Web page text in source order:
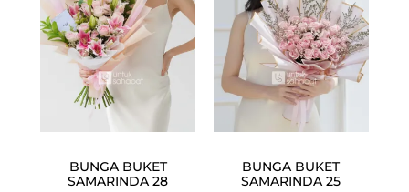
BUNGA BUKET
SAMARINDA 28
BUNGA BUKET
SAMARINDA 25